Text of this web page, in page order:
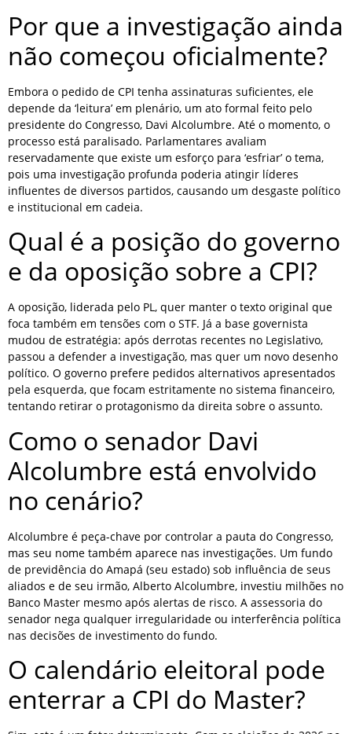
Por que a investigação ainda
não começou oficialmente?
Embora o pedido de CPI tenha assinaturas suficientes, ele
depende da ‘leitura’ em plenário, um ato formal feito pelo
presidente do Congresso, Davi Alcolumbre. Até o momento, o
processo está paralisado. Parlamentares avaliam
reservadamente que existe um esforço para ‘esfriar’ o tema,
pois uma investigação profunda poderia atingir líderes
influentes de diversos partidos, causando um desgaste político
e institucional em cadeia.
Qual é a posição do governo
e da oposição sobre a CPI?
A oposição, liderada pelo PL, quer manter o texto original que
foca também em tensões com o STF. Já a base governista
mudou de estratégia: após derrotas recentes no Legislativo,
passou a defender a investigação, mas quer um novo desenho
político. O governo prefere pedidos alternativos apresentados
pela esquerda, que focam estritamente no sistema financeiro,
tentando retirar o protagonismo da direita sobre o assunto.
Como o senador Davi
Alcolumbre está envolvido
no cenário?
Alcolumbre é peça-chave por controlar a pauta do Congresso,
mas seu nome também aparece nas investigações. Um fundo
de previdência do Amapá (seu estado) sob influência de seus
aliados e de seu irmão, Alberto Alcolumbre, investiu milhões no
Banco Master mesmo após alertas de risco. A assessoria do
senador nega qualquer irregularidade ou interferência política
nas decisões de investimento do fundo.
O calendário eleitoral pode
enterrar a CPI do Master?